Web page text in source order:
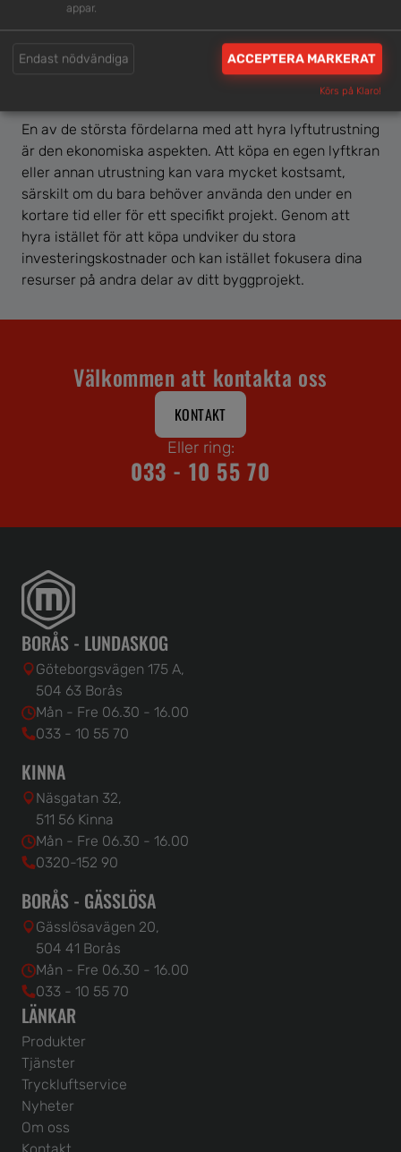
LYFTHANDTAG FÖR PLATTOR
← 1 5 6 7 →
En av de största fördelarna med att hyra lyftutrustning
är den ekonomiska aspekten. Att köpa en egen lyftkran
eller annan utrustning kan vara mycket kostsamt,
särskilt om du bara behöver använda den under en
kortare tid eller för ett specifikt projekt. Genom att
hyra istället för att köpa undviker du stora
investeringskostnader och kan istället fokusera dina
resurser på andra delar av ditt byggprojekt.
Välkommen att kontakta oss
KONTAKT
Eller ring:
033 - 10 55 70
BORÅS - LUNDASKOG
Göteborgsvägen 175 A,
504 63 Borås
Mån - Fre 06.30 - 16.00
033 - 10 55 70
KINNA
Näsgatan 32,
511 56 Kinna
Mån - Fre 06.30 - 16.00
0320-152 90
BORÅS - GÄSSLÖSA
Gässlösavägen 20,
504 41 Borås
Mån - Fre 06.30 - 16.00
033 - 10 55 70
LÄNKAR
Produkter
Tjänster
Tryckluftservice
Nyheter
Om oss
appar.
Endast nödvändiga ACCEPTERA MARKERAT
Körs på Klaro!